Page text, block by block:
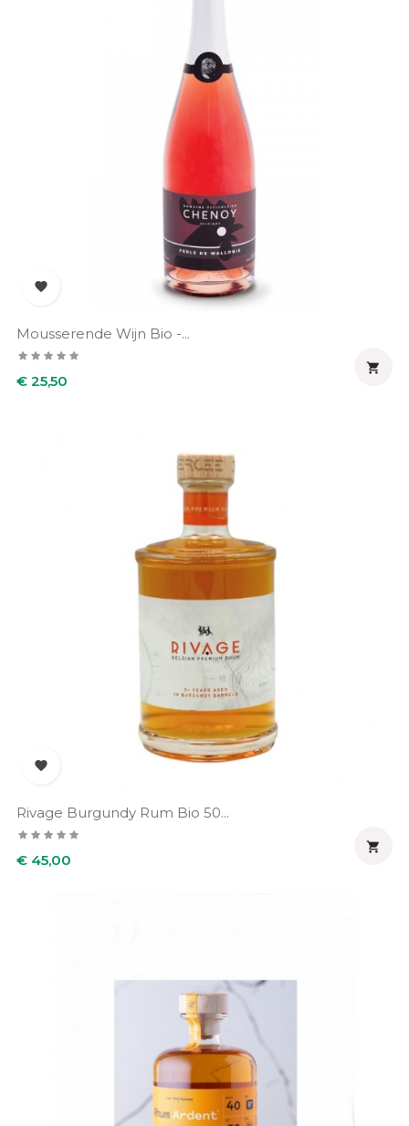

Mousserende Wijn Bio -...
Prijs
€ 25,50


Rivage Burgundy Rum Bio 50...
Prijs
€ 45,00
